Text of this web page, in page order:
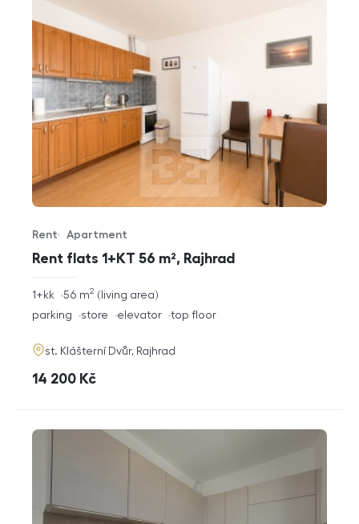
Rent flats 1+KT 56 m², Rajhrad
Offer type
Rent
Property type
Apartment
rozměry
disposition
1+kk living area
56 m2
funkce
parking store elevator top floor
adresa
st. Klášterní Dvůr, Rajhrad
cena
14 200 Kč